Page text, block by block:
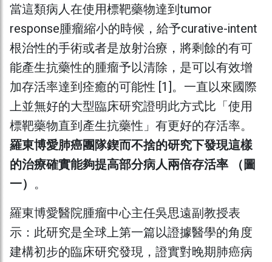
當這類病人在使用標靶藥物達到tumor
response腫瘤縮小的時候，給予curative-intent
根治性的手術或者是放射治療，將剩餘的有可
能產生抗藥性的腫瘤予以清除，是可以有效增
加存活率達到痊癒的可能性 [1]。一直以來國際
上並無好的大型臨床研究證明此方式比「使用
標靶藥物直到產生抗藥性」有更好的存活率。
羅東博愛肺癌團隊鍥而不捨的研究下發現這樣
的治療確實能夠提高部分病人兩倍存活率 （圖
一） 。
羅東博愛醫院腫瘤中心主任吳思遠副教授表
示：此研究是全球上第一篇以證據醫學的角度
建構初步的臨床研究發現，證實對晚期肺癌病